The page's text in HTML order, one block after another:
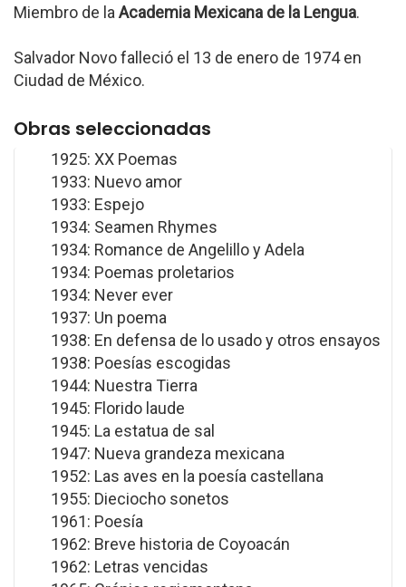
Miembro de la Academia Mexicana de la Lengua.
Salvador Novo falleció el 13 de enero de 1974 en
Ciudad de México.
Obras seleccionadas
1925: XX Poemas
1933: Nuevo amor
1933: Espejo
1934: Seamen Rhymes
1934: Romance de Angelillo y Adela
1934: Poemas proletarios
1934: Never ever
1937: Un poema
1938: En defensa de lo usado y otros ensayos
1938: Poesías escogidas
1944: Nuestra Tierra
1945: Florido laude
1945: La estatua de sal
1947: Nueva grandeza mexicana
1952: Las aves en la poesía castellana
1955: Dieciocho sonetos
1961: Poesía
1962: Breve historia de Coyoacán
1962: Letras vencidas